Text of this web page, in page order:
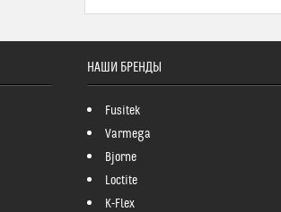
НАШИ БРЕНДЫ
Fusitek
Varmega
Bjorne
Loctite
K-Flex